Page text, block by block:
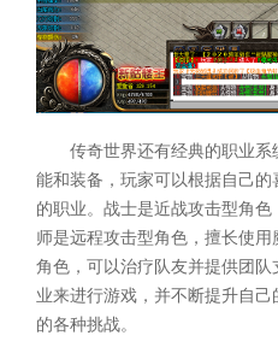
传奇世界还有经典的职业
能和装备，玩家可以根据自己
的职业。战士是近战攻击型角
师是远程攻击型角色，擅长使
角色，可以治疗队友并提供团
业来进行游戏，并不断提升自
的各种挑战。